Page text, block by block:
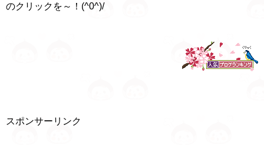
のクリックを～！(^0^)/
スポンサーリンク